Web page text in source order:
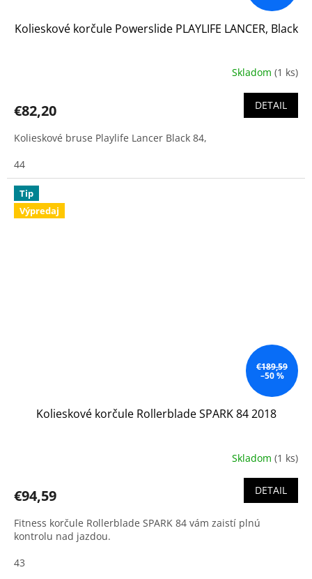
Kolieskové korčule Powerslide PLAYLIFE LANCER, Black
Skladom (1 ks)
€82,20 DETAIL
Kolieskové bruse Playlife Lancer Black 84,
44
Tip
Výpredaj
€189,59
–50 %
Kolieskové korčule Rollerblade SPARK 84 2018
Skladom (1 ks)
€94,59 DETAIL
Fitness korčule Rollerblade SPARK 84 vám zaistí plnú
kontrolu nad jazdou.
43